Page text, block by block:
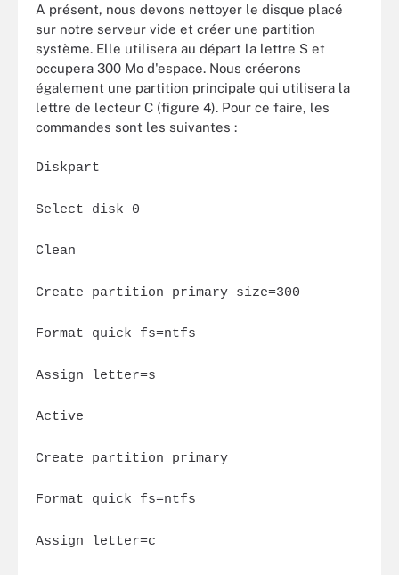
A présent, nous devons nettoyer le disque placé
sur notre serveur vide et créer une partition
système. Elle utilisera au départ la lettre S et
occupera 300 Mo d'espace. Nous créerons
également une partition principale qui utilisera la
lettre de lecteur C (figure 4). Pour ce faire, les
commandes sont les suivantes :
Diskpart
Select disk 0
Clean
Create partition primary size=300
Format quick fs=ntfs
Assign letter=s
Active
Create partition primary
Format quick fs=ntfs
Assign letter=c